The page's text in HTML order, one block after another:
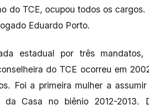
do TCE, ocupou todos os
Eduardo Porto.
estadual por três
do TCE ocorreu em
Foi a primeira mulher a
da Casa no biênio 2012-2013.